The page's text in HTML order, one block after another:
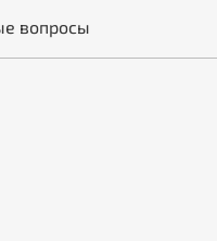
вопросы